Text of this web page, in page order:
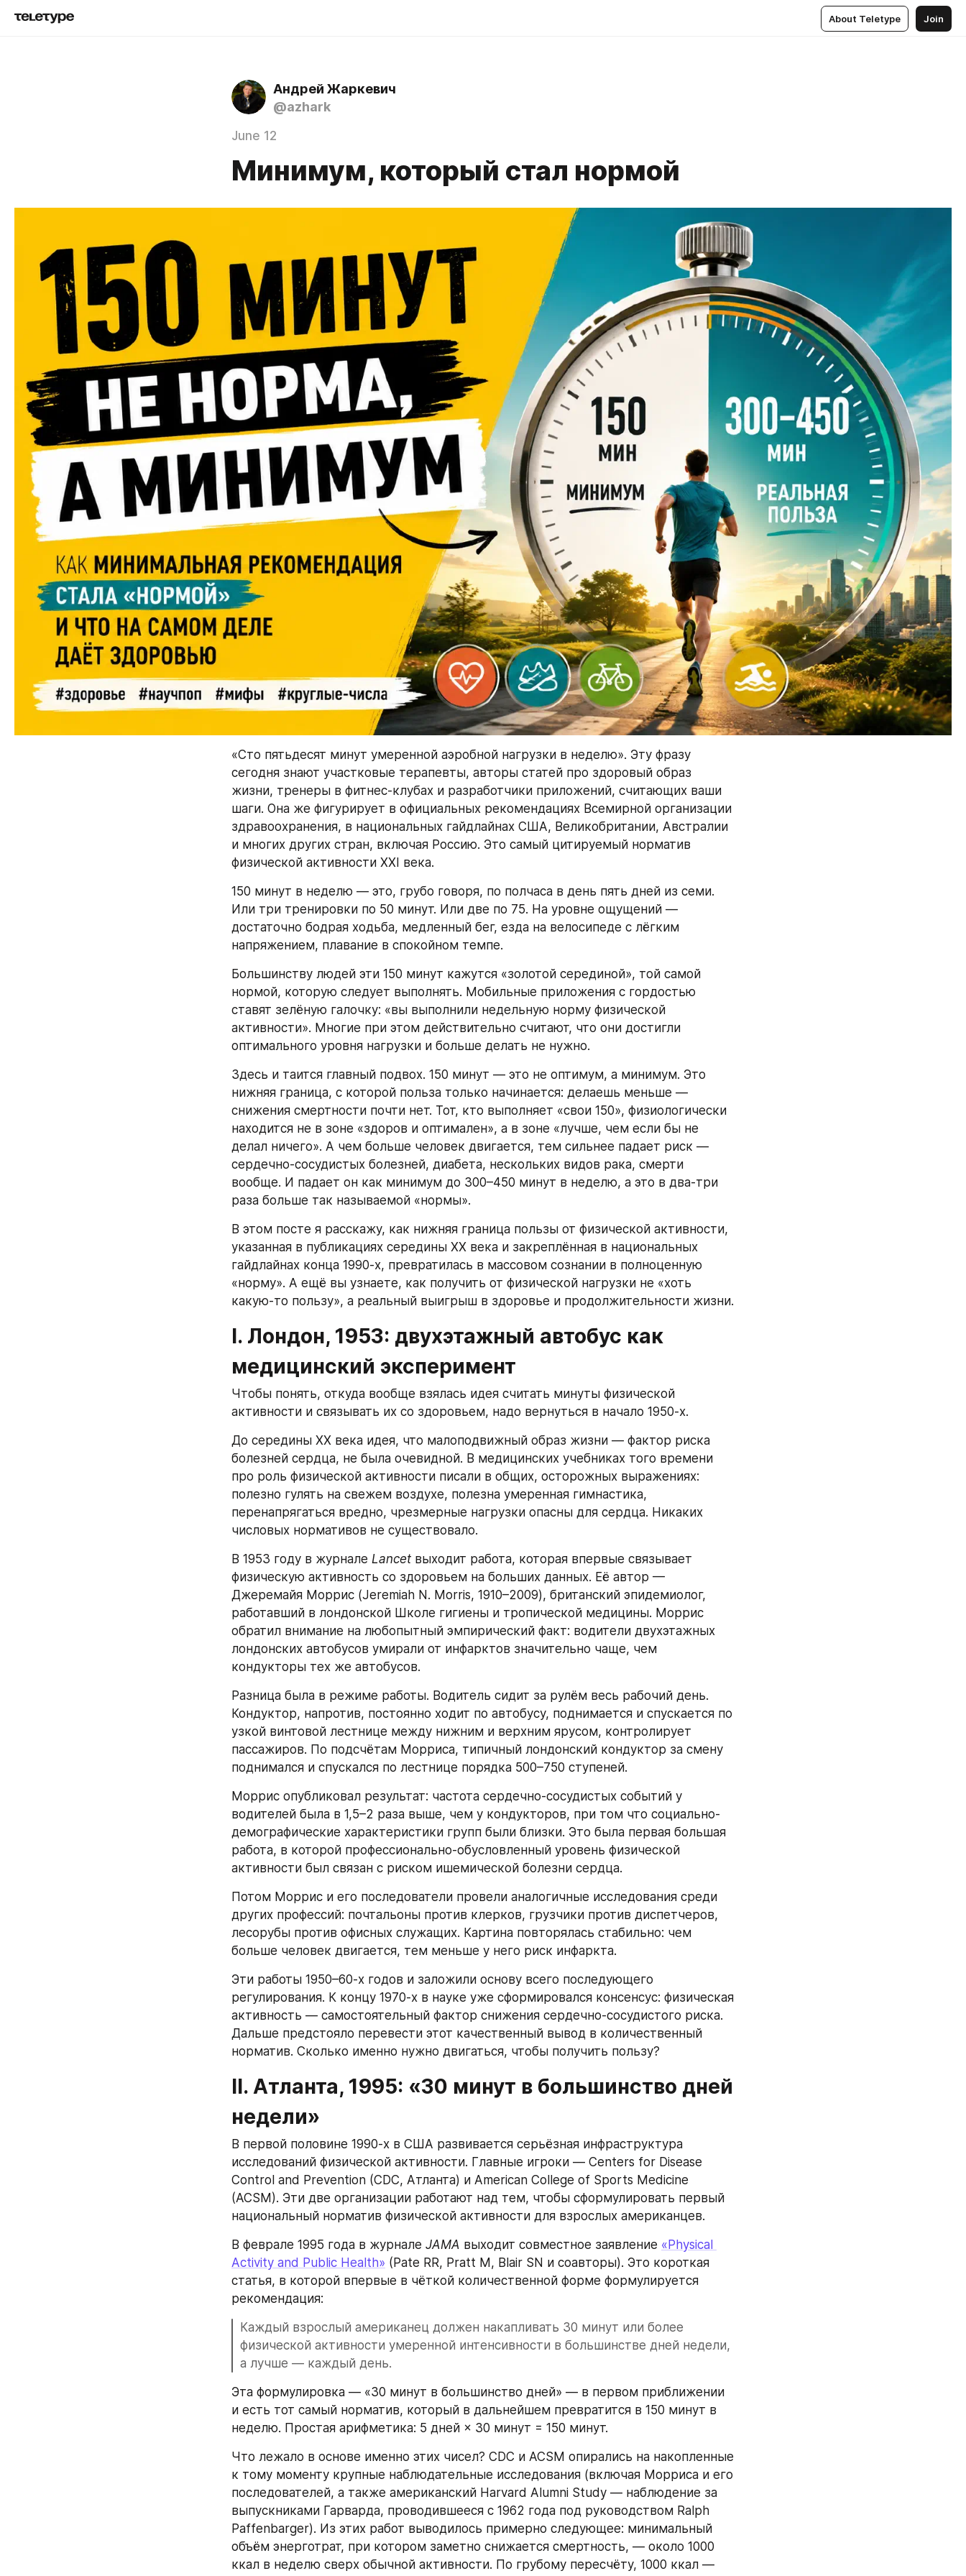
About Teletype Join
Андрей Жаркевич
@azhark
June 12
Минимум, который стал нормой
«Сто пятьдесят минут умеренной аэробной нагрузки в неделю». Эту фразу
сегодня знают участковые терапевты, авторы статей про здоровый образ
жизни, тренеры в фитнес-клубах и разработчики приложений, считающих ваши
шаги. Она же фигурирует в официальных рекомендациях Всемирной организации
здравоохранения, в национальных гайдлайнах США, Великобритании, Австралии
и многих других стран, включая Россию. Это самый цитируемый норматив
физической активности XXI века.
150 минут в неделю — это, грубо говоря, по полчаса в день пять дней из семи.
Или три тренировки по 50 минут. Или две по 75. На уровне ощущений —
достаточно бодрая ходьба, медленный бег, езда на велосипеде с лёгким
напряжением, плавание в спокойном темпе.
Большинству людей эти 150 минут кажутся «золотой серединой», той самой
нормой, которую следует выполнять. Мобильные приложения с гордостью
ставят зелёную галочку: «вы выполнили недельную норму физической
активности». Многие при этом действительно считают, что они достигли
оптимального уровня нагрузки и больше делать не нужно.
Здесь и таится главный подвох. 150 минут — это не оптимум, а минимум. Это
нижняя граница, с которой польза только начинается: делаешь меньше —
снижения смертности почти нет. Тот, кто выполняет «свои 150», физиологически
находится не в зоне «здоров и оптимален», а в зоне «лучше, чем если бы не
делал ничего». А чем больше человек двигается, тем сильнее падает риск —
сердечно-сосудистых болезней, диабета, нескольких видов рака, смерти
вообще. И падает он как минимум до 300–450 минут в неделю, а это в два-три
раза больше так называемой «нормы».
В этом посте я расскажу, как нижняя граница пользы от физической активности,
указанная в публикациях середины XX века и закреплённая в национальных
гайдлайнах конца 1990-х, превратилась в массовом сознании в полноценную
«норму». А ещё вы узнаете, как получить от физической нагрузки не «хоть
какую-то пользу», а реальный выигрыш в здоровье и продолжительности жизни.
I. Лондон, 1953: двухэтажный автобус как
медицинский эксперимент
Чтобы понять, откуда вообще взялась идея считать минуты физической
активности и связывать их со здоровьем, надо вернуться в начало 1950-х.
До середины XX века идея, что малоподвижный образ жизни — фактор риска
болезней сердца, не была очевидной. В медицинских учебниках того времени
про роль физической активности писали в общих, осторожных выражениях:
полезно гулять на свежем воздухе, полезна умеренная гимнастика,
перенапрягаться вредно, чрезмерные нагрузки опасны для сердца. Никаких
числовых нормативов не существовало.
В 1953 году в журнале Lancet выходит работа, которая впервые связывает
физическую активность со здоровьем на больших данных. Её автор —
Джеремайя Моррис (Jeremiah N. Morris, 1910–2009), британский эпидемиолог,
работавший в лондонской Школе гигиены и тропической медицины. Моррис
обратил внимание на любопытный эмпирический факт: водители двухэтажных
лондонских автобусов умирали от инфарктов значительно чаще, чем
кондукторы тех же автобусов.
Разница была в режиме работы. Водитель сидит за рулём весь рабочий день.
Кондуктор, напротив, постоянно ходит по автобусу, поднимается и спускается по
узкой винтовой лестнице между нижним и верхним ярусом, контролирует
пассажиров. По подсчётам Морриса, типичный лондонский кондуктор за смену
поднимался и спускался по лестнице порядка 500–750 ступеней.
Моррис опубликовал результат: частота сердечно-сосудистых событий у
водителей была в 1,5–2 раза выше, чем у кондукторов, при том что социально-
демографические характеристики групп были близки. Это была первая большая
работа, в которой профессионально-обусловленный уровень физической
активности был связан с риском ишемической болезни сердца.
Потом Моррис и его последователи провели аналогичные исследования среди
других профессий: почтальоны против клерков, грузчики против диспетчеров,
лесорубы против офисных служащих. Картина повторялась стабильно: чем
больше человек двигается, тем меньше у него риск инфаркта.
Эти работы 1950–60-х годов и заложили основу всего последующего
регулирования. К концу 1970-х в науке уже сформировался консенсус: физическая
активность — самостоятельный фактор снижения сердечно-сосудистого риска.
Дальше предстояло перевести этот качественный вывод в количественный
норматив. Сколько именно нужно двигаться, чтобы получить пользу?
II. Атланта, 1995: «30 минут в большинство дней
недели»
В первой половине 1990-х в США развивается серьёзная инфраструктура
исследований физической активности. Главные игроки — Centers for Disease
Control and Prevention (CDC, Атланта) и American College of Sports Medicine
(ACSM). Эти две организации работают над тем, чтобы сформулировать первый
национальный норматив физической активности для взрослых американцев.
В феврале 1995 года в журнале JAMA выходит совместное заявление «Physical
Activity and Public Health» (Pate RR, Pratt M, Blair SN и соавторы). Это короткая
статья, в которой впервые в чёткой количественной форме формулируется
рекомендация:
Каждый взрослый американец должен накапливать 30 минут или более
физической активности умеренной интенсивности в большинстве дней недели,
а лучше — каждый день.
Эта формулировка — «30 минут в большинство дней» — в первом приближении
и есть тот самый норматив, который в дальнейшем превратится в 150 минут в
неделю. Простая арифметика: 5 дней × 30 минут = 150 минут.
Что лежало в основе именно этих чисел? CDC и ACSM опирались на накопленные
к тому моменту крупные наблюдательные исследования (включая Морриса и его
последователей, а также американский Harvard Alumni Study — наблюдение за
выпускниками Гарварда, проводившееся с 1962 года под руководством Ralph
Paffenbarger). Из этих работ выводилось примерно следующее: минимальный
объём энерготрат, при котором заметно снижается смертность, — около 1000
ккал в неделю сверх обычной активности. По грубому пересчёту, 1000 ккал —